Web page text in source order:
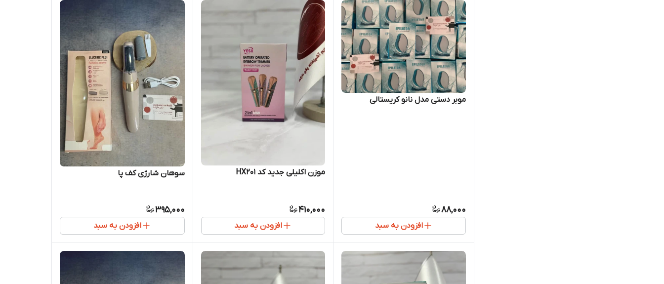
موبر دستی مدل نانو کریستالی
88,000
افزودن به سبد
موزن اکلیلی جدید کد HX201
410,000
افزودن به سبد
سوهان شارژی کف پا
395,000
افزودن به سبد